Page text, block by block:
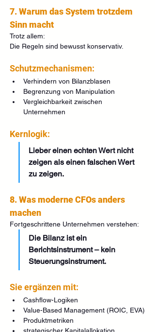
7. Warum das System trotzdem
Sinn macht
Trotz allem:
Die Regeln sind bewusst konservativ.
Schutzmechanismen:
Verhindern von Bilanzblasen
Begrenzung von Manipulation
Vergleichbarkeit zwischen
Unternehmen
Kernlogik:
Lieber einen echten Wert nicht
zeigen als einen falschen Wert
zu zeigen.
8. Was moderne CFOs anders
machen
Fortgeschrittene Unternehmen verstehen:
Die Bilanz ist ein
Berichtsinstrument – kein
Steuerungsinstrument.
Sie ergänzen mit:
Cashflow-Logiken
Value-Based Management (ROIC, EVA)
Produktmetriken
strategischer Kapitalallokation